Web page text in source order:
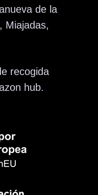
de la
Miajadas,
recogida
hub.